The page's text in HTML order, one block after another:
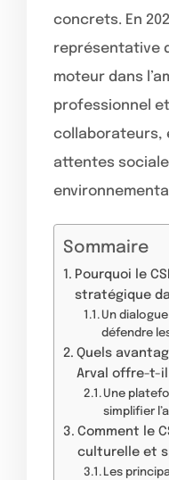
concrets. En
représentative
moteur dans
professionnel
collaborateurs,
attentes
Sommaire
Pourquoi le
stratégique
Un
défendre
Quels
Arval offre-t-
Une
simplifier
Comment le
culturelle et
Les